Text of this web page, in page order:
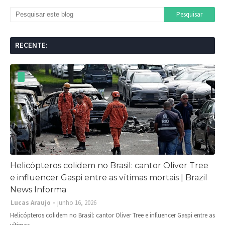
RECENTE:
Helicópteros colidem no Brasil: cantor Oliver Tree
e influencer Gaspi entre as vítimas mortais | Brazil
News Informa
Lucas Araujo
junho 16, 2026
Helicópteros colidem no Brasil: cantor Oliver Tree e influencer Gaspi entre as